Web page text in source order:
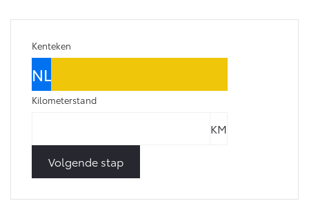
Kenteken
Kilometerstand
Volgende stap